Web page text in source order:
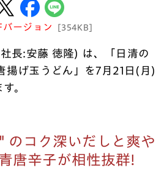
バージョン [354KB]
長:安藤 徳隆) は、「日清の
揚げ玉うどん」を7月21日(月)
。
コク深いだしと爽や
唐辛子が相性抜群!